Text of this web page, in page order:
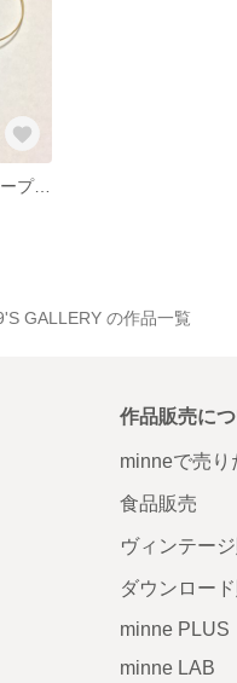
スワロフスキービーズ フープ ピアス
GALLERY の作品一覧
作品販売に
minneで売り
食品販売
ヴィンテー
ダウンロー
minne PLUS
minne LAB